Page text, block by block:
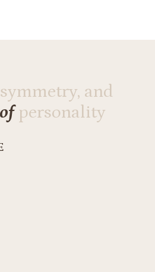
symmetry, and
personality